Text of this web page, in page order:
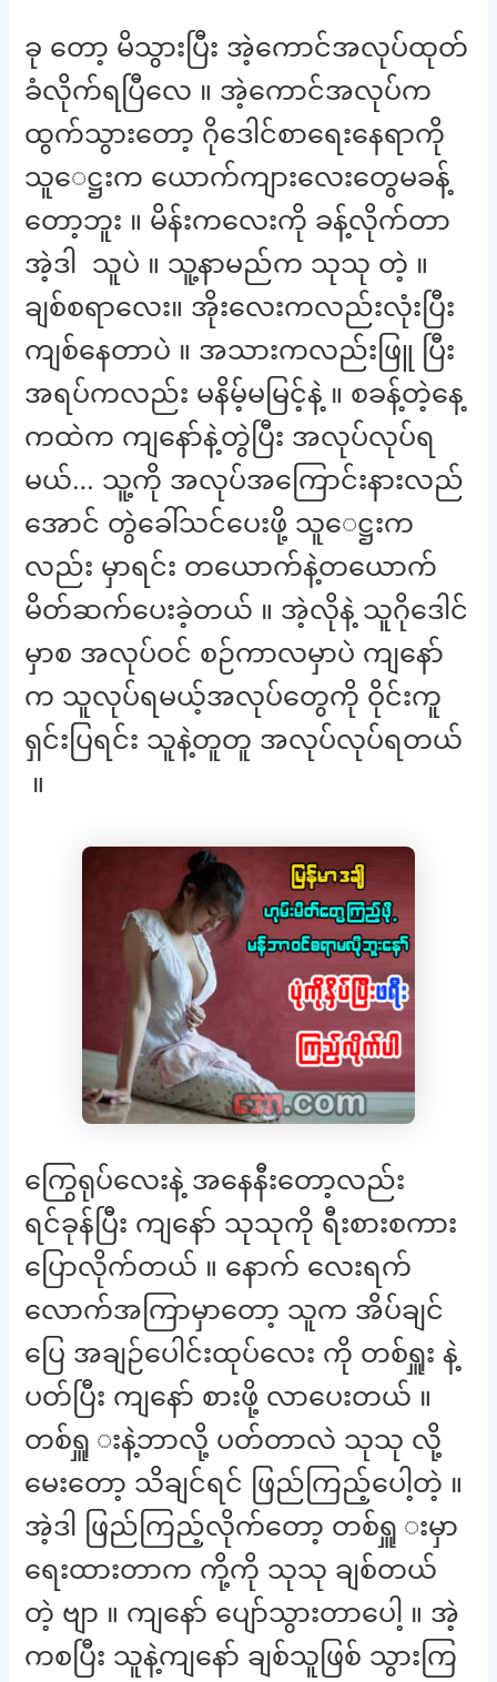
ခု တော့ မိသွားပြီး အဲ့ကောင်အလုပ်ထုတ်
ခံလိုက်ရပြီလေ ။ အဲ့ကောင်အလုပ်က
ထွက်သွားတော့ ဂိုဒေါင်စာရေးနေရာကို
သူေဋ္ဌးက ယောက်ကျားလေးတွေမခန့်
တော့ဘူး ။ မိန်းကလေးကို ခန့်လိုက်တာ
အဲ့ဒါ သူပဲ ။ သူ့နာမည်က သုသု တဲ့ ။
ချစ်စရာလေး။ အိုးလေးကလည်းလုံးပြီး
ကျစ်နေတာပဲ ။ အသားကလည်းဖြူ ပြီး
အရပ်ကလည်း မနိမ့်မမြင့်နဲ့ ။ စခန့်တဲ့နေ့
ကထဲက ကျနော်နဲ့တွဲပြီး အလုပ်လုပ်ရ
မယ်… သူ့ကို အလုပ်အကြောင်းနားလည်
အောင် တွဲခေါ်သင်ပေးဖို့ သူေဋ္ဌးက
လည်း မှာရင်း တယောက်နဲ့တယောက်
မိတ်ဆက်ပေးခဲ့တယ် ။ အဲ့လိုနဲ့ သူဂိုဒေါင်
မှာစ အလုပ်ဝင် စဉ်ကာလမှာပဲ ကျနော်
က သူလုပ်ရမယ့်အလုပ်တွေကို ဝိုင်းကူ
ရှင်းပြရင်း သူနဲ့တူတူ အလုပ်လုပ်ရတယ်
။
ကြွေရုပ်လေးနဲ့ အနေနီးတော့လည်း
ရင်ခုန်ပြီး ကျနော် သုသုကို ရီးစားစကား
ပြောလိုက်တယ် ။ နောက် လေးရက်
လောက်အကြာမှာတော့ သူက အိပ်ချင်
ပြေ အချဉ်ပေါင်းထုပ်လေး ကို တစ်ရှူး နဲ့
ပတ်ပြီး ကျနော် စားဖို့ လာပေးတယ် ။
တစ်ရှူ းနဲ့ဘာလို့ ပတ်တာလဲ သုသု လို့
မေးတော့ သိချင်ရင် ဖြည်ကြည့်ပေါ့တဲ့ ။
အဲ့ဒါ ဖြည်ကြည့်လိုက်တော့ တစ်ရှူ းမှာ
ရေးထားတာက ကို့ကို သုသု ချစ်တယ်
တဲ့ ဗျာ ။ ကျနော် ပျော်သွားတာပေါ့ ။ အဲ့
ကစပြီး သူနဲ့ကျနော် ချစ်သူဖြစ် သွားကြ